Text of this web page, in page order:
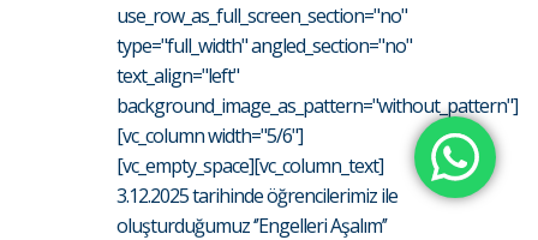
use_row_as_full_screen_section="no"
type="full_width" angled_section="no"
text_align="left"
background_image_as_pattern="without_pattern"]
[vc_column width="5/6"]
[vc_empty_space][vc_column_text]
3.12.2025 tarihinde öğrencilerimiz ile
oluşturduğumuz ‘’Engelleri Aşalım’’